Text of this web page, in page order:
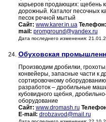
карьеров продающих: щебень
дорожный. Каталог песочных
песок речной мытый
Сайт: www.karer.in.ua Телефон:
mail: promground@yandex.ru
Дата последнего изменения:
24. Обуховская
Производим дробилки,
конвейеры, запасные части к
сортировочному
разработок – дробильные
кубовидного щебня,
оборудование
Сайт: www.dromash.ru
E-mail: drobzavod@mail.ru